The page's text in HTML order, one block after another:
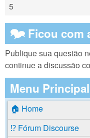
5
🗫 Ficou com
Publique sua questão
continue a discussão
Menu Principal
🏠 Home
⁉️ Fórum Discourse